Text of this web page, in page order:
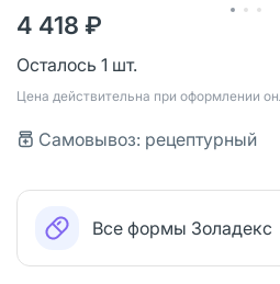
4 418 ₽
Осталось 1 шт.
Цена действительна при оформлении
Самовывоз: рецептурный
Все формы Золадекс